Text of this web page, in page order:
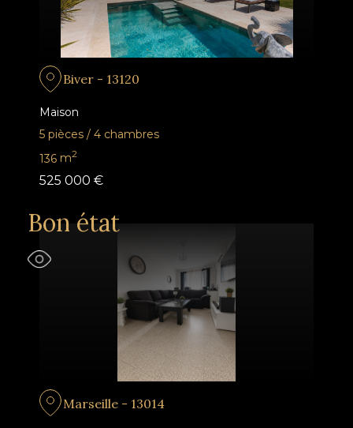
Biver - 13120
Maison
5 pièces / 4 chambres
136 m2
525 000 €
Bon état
Marseille - 13014